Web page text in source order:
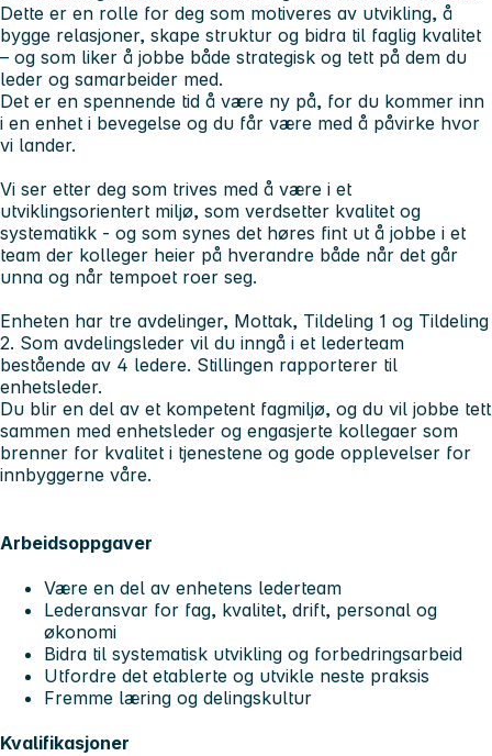
Dette er en rolle for deg som motiveres av utvikling, å
bygge relasjoner, skape struktur og bidra til faglig kvalitet
– og som liker å jobbe både strategisk og tett på dem du
leder og samarbeider med.
Det er en spennende tid å være ny på, for du kommer inn
i en enhet i bevegelse og du får være med å påvirke hvor
vi lander.
Vi ser etter deg som trives med å være i et
utviklingsorientert miljø, som verdsetter kvalitet og
systematikk - og som synes det høres fint ut å jobbe i et
team der kolleger heier på hverandre både når det går
unna og når tempoet roer seg.
Enheten har tre avdelinger, Mottak, Tildeling 1 og Tildeling
2. Som avdelingsleder vil du inngå i et lederteam
bestående av 4 ledere. Stillingen rapporterer til
enhetsleder.
Du blir en del av et kompetent fagmiljø, og du vil jobbe tett
sammen med enhetsleder og engasjerte kollegaer som
brenner for kvalitet i tjenestene og gode opplevelser for
innbyggerne våre.
Arbeidsoppgaver
Være en del av enhetens lederteam
Lederansvar for fag, kvalitet, drift, personal og
økonomi
Bidra til systematisk utvikling og forbedringsarbeid
Utfordre det etablerte og utvikle neste praksis
Fremme læring og delingskultur
Kvalifikasjoner